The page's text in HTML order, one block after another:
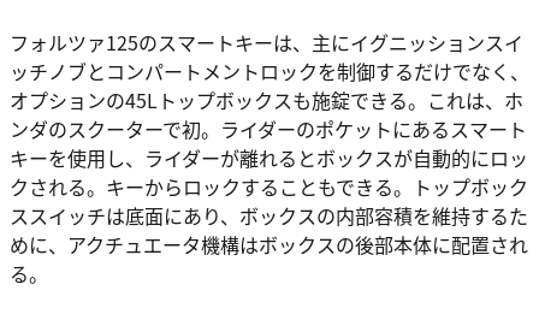
フォルツァ125のスマートキーは、主にイグニッションスイ
ッチノブとコンパートメントロックを制御するだけでなく、
オプションの45Lトップボックスも施錠できる。これは、ホ
ンダのスクーターで初。ライダーのポケットにあるスマート
キーを使用し、ライダーが離れるとボックスが自動的にロッ
クされる。キーからロックすることもできる。トップボック
ススイッチは底面にあり、ボックスの内部容積を維持するた
めに、アクチュエータ機構はボックスの後部本体に配置され
る。